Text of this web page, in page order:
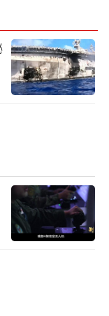
，“堤丰”导
，而且美方正
冲突的可能
仍在进行“堤
太平洋陆军方
剑19日在例行
感到严重关
区国家呼声，
事对抗，按此